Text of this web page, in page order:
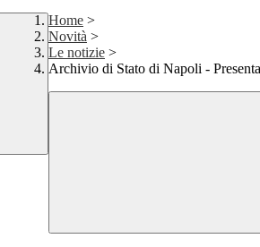
Home >
Novità >
Le notizie >
Archivio di Stato di Napoli -